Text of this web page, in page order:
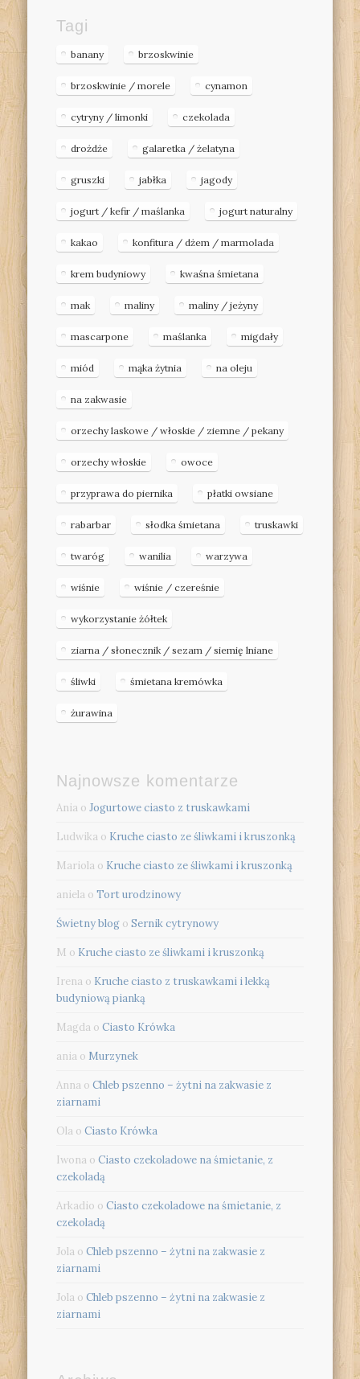
Tagi
banany brzoskwinie
brzoskwinie / morele cynamon
cytryny / limonki czekolada
drożdże galaretka / żelatyna
gruszki jabłka jagody
jogurt / kefir / maślanka jogurt naturalny
kakao konfitura / dżem / marmolada
krem budyniowy kwaśna śmietana
mak maliny maliny / jeżyny
mascarpone maślanka migdały
miód mąka żytnia na oleju
na zakwasie
orzechy laskowe / włoskie / ziemne / pekany
orzechy włoskie owoce
przyprawa do piernika płatki owsiane
rabarbar słodka śmietana truskawki
twaróg wanilia warzywa
wiśnie wiśnie / czereśnie
wykorzystanie żółtek
ziarna / słonecznik / sezam / siemię lniane
śliwki śmietana kremówka
żurawina
Najnowsze komentarze
Ania oJogurtowe ciasto z truskawkami
Ludwika o Kruche ciasto ze śliwkami i kruszonką
Mariola o Kruche ciasto ze śliwkami i kruszonką
aniela oTort urodzinowy
Świetny blog oSernik cytrynowy
M o Kruche ciasto ze śliwkami i kruszonką
Irena o Kruche ciasto z truskawkami i lekką
budyniową pianką
Magda oCiasto Krówka
ania o Murzynek
Anna oChleb pszenno – żytni na zakwasie z
ziarnami
Ola oCiasto Krówka
Iwona oCiasto czekoladowe na śmietanie, z
czekoladą
Arkadio oCiasto czekoladowe na śmietanie, z
czekoladą
Jola oChleb pszenno – żytni na zakwasie z
ziarnami
Jola oChleb pszenno – żytni na zakwasie z
ziarnami